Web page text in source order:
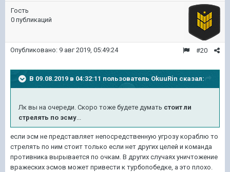
Гость
0 публикаций
#20
Опубликовано: 9 авг 2019, 05:49:24
В 09.08.2019 в 04:32:11 пользователь OkuuRin сказал:
Лк вы на очереди. Скоро тоже будете думать стоит ли
стрелять по эсму...
если эсм не представляет непосредственную угрозу кораблю то
стрелять по ним стоит только если нет других целей и команда
противника вырывается по очкам. В других случаях уничтожение
вражеских эсмов может привести к турбопобедке, а это плохо.